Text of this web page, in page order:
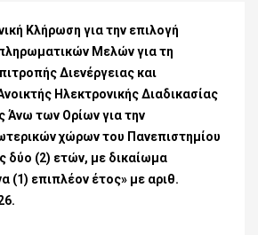
Κλήρωση για την επιλογή
Μελών για τη
Διενέργειας και
Ηλεκτρονικής Διαδικασίας
Άνω των Ορίων για την
χώρων του Πανεπιστημίου
δύο (2) ετών, με δικαίωμα
(1) επιπλέον έτος» με αριθ.